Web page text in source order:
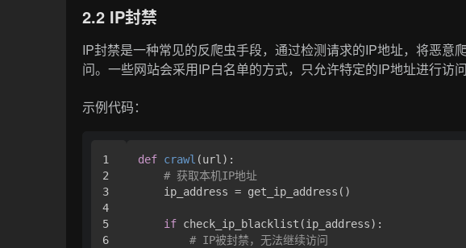
2.2 IP封禁
IP封禁是一种常见的反爬虫手段，通过检测请求的IP地址，将恶意
问。一些网站会采用IP白名单的方式，只允许特定的IP地址进行访问
示例代码：
1
2
3
4
5
6
def crawl (url ):
# 获取本机IP地址
    ip_address = get_ip_address()
if check_ip_blacklist(ip_address):
# IP被封禁，无法继续访问